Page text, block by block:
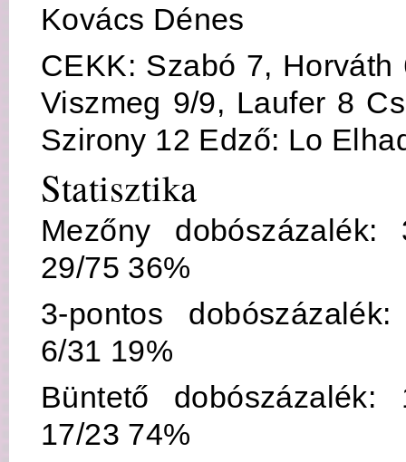
Kovács Dénes
CEKK: Szabó 7, Horváth
Viszmeg 9/9, Laufer 8
Szirony 12 Edző: Lo
Statisztika
Mezőny
29/75 36%
3-pontos
6/31 19%
Büntető
17/23 74%